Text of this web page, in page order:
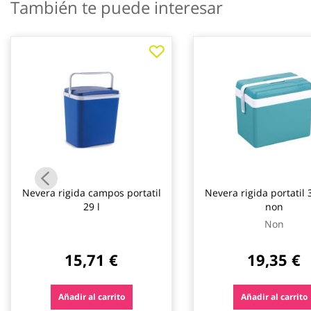
galería
También te puede interesar
Nevera rigida campos portatil
29 l
15,71 €
Añadir al carrito
Nevera rigida portatil
non
Non
19,35 €
Añadir al carrito